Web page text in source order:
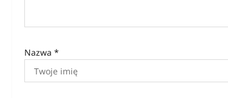
s
u
Nazwa *